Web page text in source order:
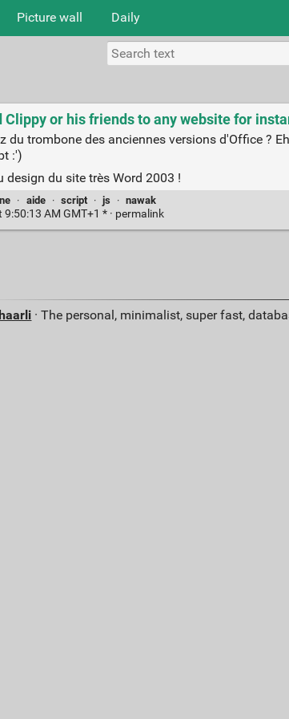
Picture wall Daily
Clippy or his friends to any website for
du trombone des anciennes versions d'Office ?
:')
design du site très Word 2003 !
· aide · script · js · nawak
AM GMT+1 * · permalink
· The personal, minimalist, super fast,